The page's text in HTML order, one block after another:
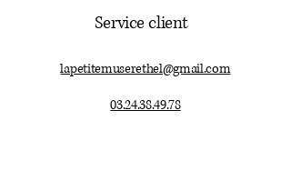
Service client
lapetitemuserethel@gmail.com
03.24.38.49.78